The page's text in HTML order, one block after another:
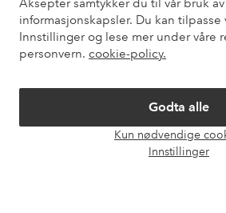
Aksepter samtykker du til vår bruk av
informasjonskapsler. Du kan
Innstillinger og lese mer under våre
personvern. cookie-policy.
Godta alle
Kun nødvendige
Innstillinger
Våre tjenester